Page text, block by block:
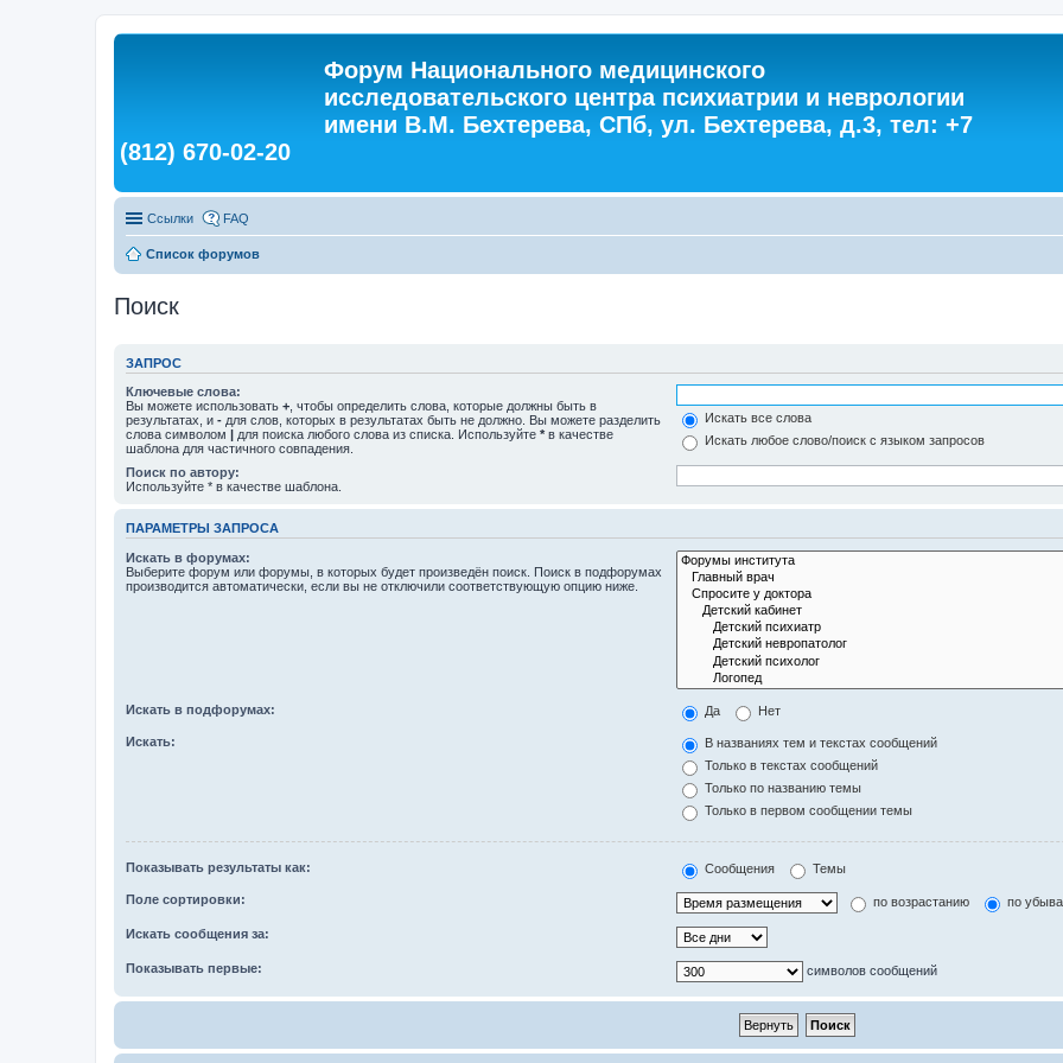
Форум Национального медицинского
исследовательского центра психиатрии и неврологии
имени В.М. Бехтерева, СПб, ул. Бехтерева, д.3, тел: +7
(812) 670-02-20
Ссылки FAQ
Список форумов
Поиск
ЗАПРОС
Ключевые слова:
Вы можете использовать + , чтобы определить слова, которые должны быть в
результатах, и - для слов, которых в результатах быть не должно. Вы можете разделить
слова символом | для поиска любого слова из списка. Используйте * в качестве
шаблона для частичного совпадения.
Искать все слова
Искать любое слово/поиск с языком запросов
Поиск по автору:
Используйте * в качестве шаблона.
ПАРАМЕТРЫ ЗАПРОСА
Искать в форумах:
Выберите форум или форумы, в которых будет произведён поиск. Поиск в подфорумах
производится автоматически, если вы не отключили соответствующую опцию ниже.
Искать в подфорумах: Да Нет
Искать:
В названиях тем и текстах сообщений
Только в текстах сообщений
Только по названию темы
Только в первом сообщении темы
Показывать результаты как: Сообщения Темы
Поле сортировки: по возрастанию по
Искать сообщения за:
Показывать первые: символов сообщений